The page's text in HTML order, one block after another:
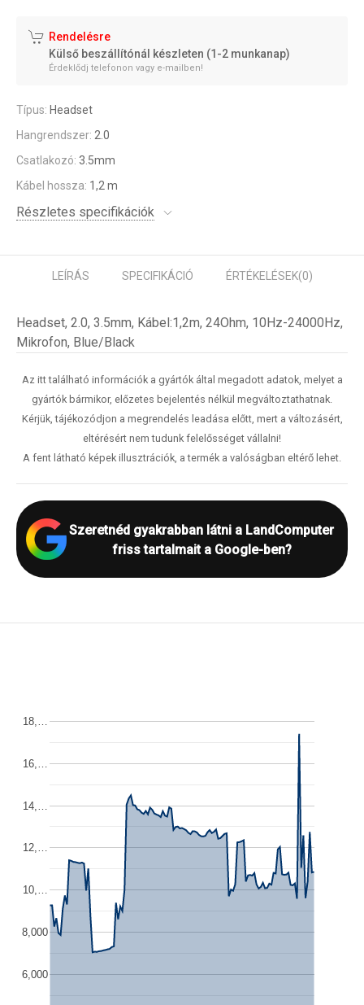
Rendelésre
Külső beszállítónál készleten (1-2 munkanap)
Érdeklődj telefonon vagy e-mailben!
Típus: Headset
Hangrendszer: 2.0
Csatlakozó: 3.5mm
Kábel hossza: 1,2 m
Részletes specifikációk
LEÍRÁS SPECIFIKÁCIÓ ÉRTÉKELÉSEK(0)
Headset, 2.0, 3.5mm, Kábel:1,2m, 24Ohm, 10Hz-24000Hz,
Mikrofon, Blue/Black
Az itt található információk a gyártók által megadott adatok, melyet a
gyártók bármikor, előzetes bejelentés nélkül megváltoztathatnak.
Kérjük, tájékozódjon a megrendelés leadása előtt, mert a változásért,
eltérésért nem tudunk felelősséget vállalni!
A fent látható képek illusztrációk, a termék a valóságban eltérő lehet.
Szeretnéd gyakrabban látni a LandComputer
friss tartalmait a Google-ben?
6,000
8,000
10,…
12,…
14,…
16,…
18,…